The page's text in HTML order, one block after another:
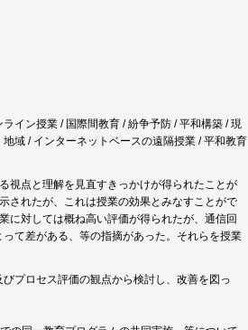
イン授業 / 国際間教育 / 紛争予防 / 平和構築 / 現
域 / インターネットベースの遠隔授業 / 平和教育
視点と理解を見直すきっかけが得られたことが
されたが、これは授業の効果とみなすことがで
に対しては概ね高い評価が得られたが、通信回
て差がある、等の指摘があった。それらを授業
プロセス評価の観点から検討し、改善を図っ